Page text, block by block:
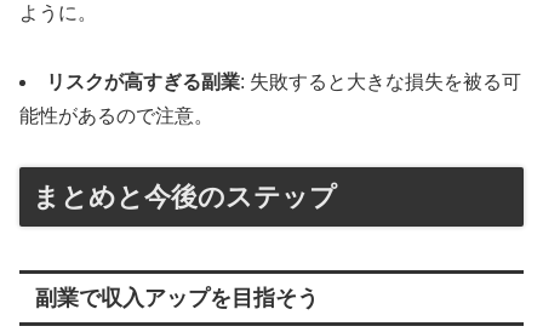
ように。
リスクが高すぎる副業: 失敗すると大きな損失を被る可
能性があるので注意。
まとめと今後のステップ
副業で収入アップを目指そう